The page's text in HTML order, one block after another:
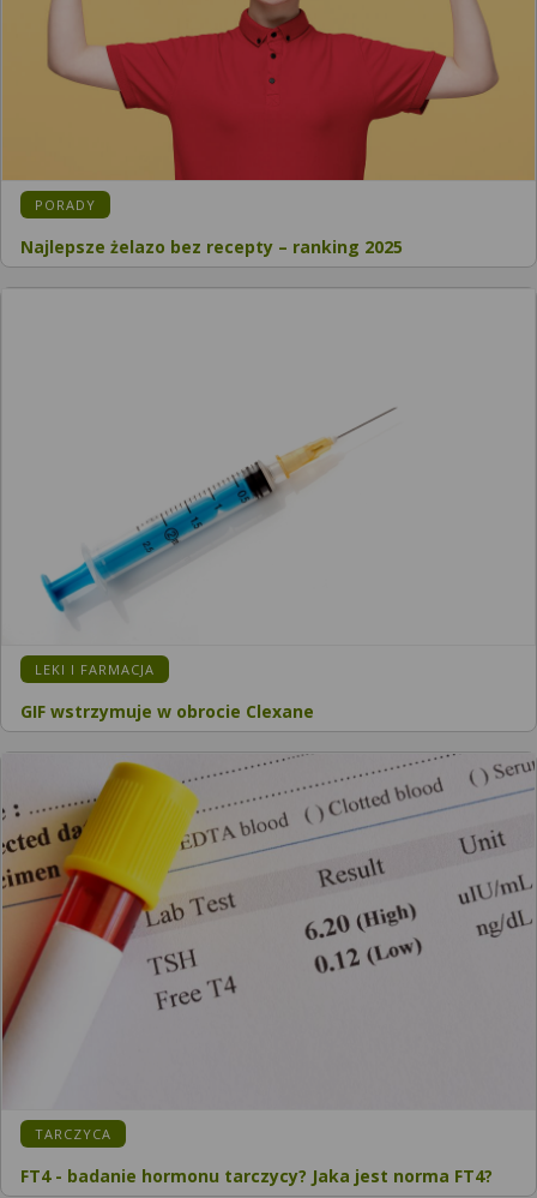
PORADY
Najlepsze żelazo bez recepty – ranking 2025
LEKI I FARMACJA
GIF wstrzymuje w obrocie Clexane
TARCZYCA
FT4 - badanie hormonu tarczycy? Jaka jest norma FT4?